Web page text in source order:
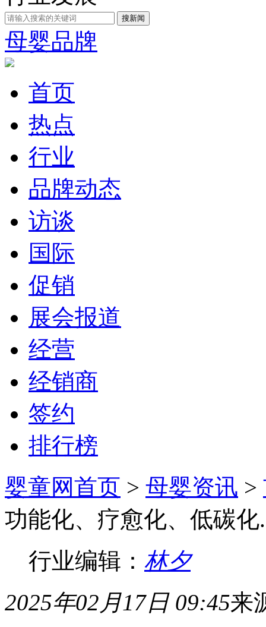
母婴品牌
首页
热点
行业
品牌动态
访谈
国际
促销
展会报道
经营
经销商
签约
排行榜
婴童网首页 > 母婴资讯 >
功能化、疗愈化、低碳
行业编辑： 林夕
2025年02月17日 09:45来